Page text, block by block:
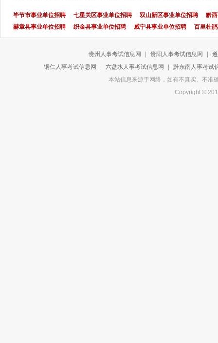
毕节市事业单位招聘 七星关区事业单位招聘 双山新区事业单位招聘
黔
赫章县事业单位招聘
织金县事业单位招聘 威宁县事业单位招聘 百里杜
贵州人事考试信息网 贵阳人事考试信息网
铜仁人事考试信息网
六盘水人事考试信息网
黔东南人事考试
本站信息来源于网络，如有不真实、不
Copyright ©